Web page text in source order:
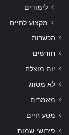
לימודים
מקצוע לחיים
הכשרות
חודשים
יום מוצלח
לא מסווג
מאמרים
מסע חיים
פירושי שמות